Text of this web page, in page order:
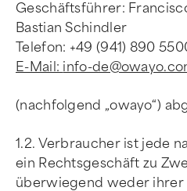
Geschäftsführer:
Bastian Schindler
Telefon: +49 (941) 890
E-Mail: info-
(nachfolgend „owayo“)
1.2. Verbraucher ist jede
ein Rechtsgeschäft zu
überwiegend weder